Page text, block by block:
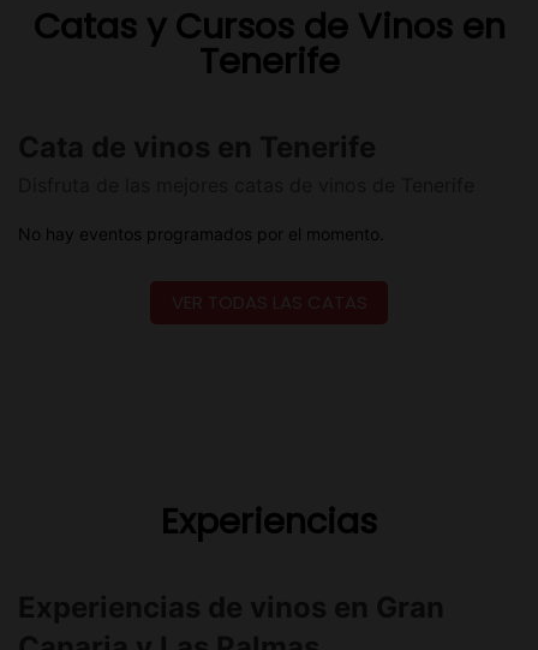
Catas y Cursos de Vinos en
Tenerife
VER TODAS LAS CATAS
Experiencias